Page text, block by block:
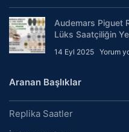
Audemars Piguet
Lüks Saatçiliğin
14 Eyl 2025 Yorum
Aranan Başlıklar
Replika Saatler